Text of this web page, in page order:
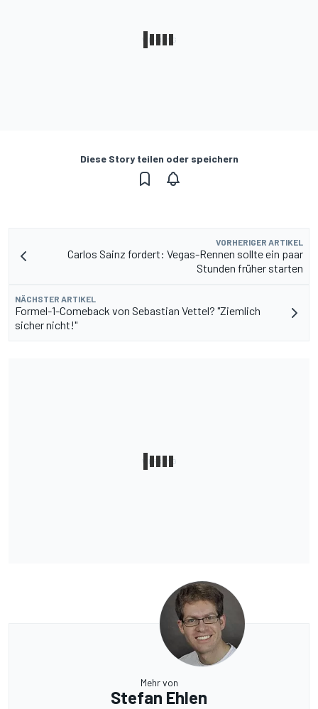
Diese Story teilen oder speichern
VORHERIGER ARTIKEL
Carlos Sainz fordert: Vegas-Rennen sollte ein paar
Stunden früher starten
NÄCHSTER ARTIKEL
Formel-1-Comeback von Sebastian Vettel? "Ziemlich
sicher nicht!"
Mehr von
Stefan Ehlen